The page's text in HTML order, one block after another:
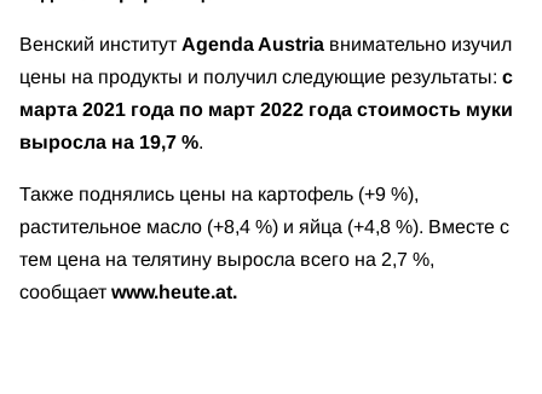
Венский институт Agenda Austria внимательно изучил
цены на продукты и получил следующие результаты: с
марта 2021 года по март 2022 года стоимость муки
выросла на 19,7 %.
Также поднялись цены на картофель (+9 %),
растительное масло (+8,4 %) и яйца (+4,8 %). Вместе с
тем цена на телятину выросла всего на 2,7 %,
сообщает www.heute.at.